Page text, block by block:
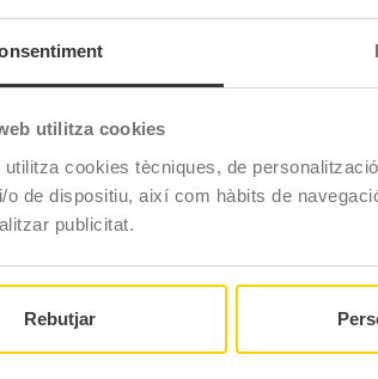
utilitza cookies
utilitza cookies tècniques, de
o de dispositiu, així com hàbits de
publicitat.
Rebutjar
d'estiu per turismes i SUV
eficient i versàtil per carreteres